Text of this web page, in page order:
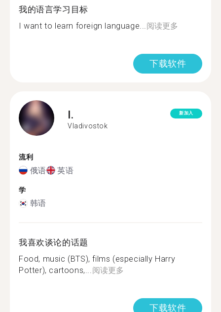
我的语言学习目标
I want to learn foreign language...阅读更多
下载软件
I.
Vladivostok
新加入
流利
俄语 英语
学
韩语
我喜欢谈论的话题
Food, music (BTS), films (especially Harry
Potter), cartoons,...阅读更多
下载软件